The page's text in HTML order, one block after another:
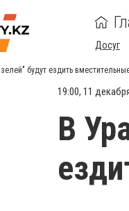
Досуг
будут ездить
19:00, 11
В